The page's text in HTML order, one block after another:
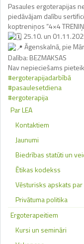
Pasaules ergoterapijas
piedāvājam dalību
koptreniņos “4×4
25.10. un
Āgenskalnā, pie
Dalība: BEZMAKSAS
Nav nepieciešams
#ergoterapijadarbībā
#pasaulesetdiena
#ergoterapija
Par LEA
Kontaktiem
Jaunumi
Biedrības statūti un
Ētikas kodekss
Vēsturisks apskats par
Privātuma politika
Ergoterapeitiem
Kursi un semināri